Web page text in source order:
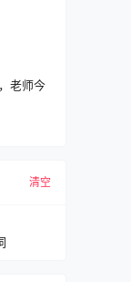
老师今
清空